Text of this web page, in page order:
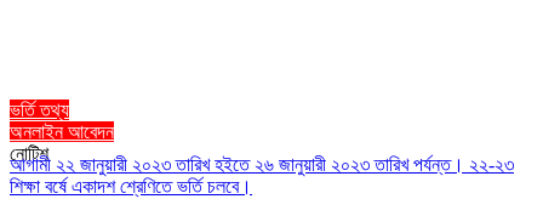
ভর্তি তথ্য
অনলাইন আবেদন
নোটিশ
আগামী ২২ জানুয়ারী ২০২৩ তারিখ হইতে ২৬ জানুয়ারী ২০২৩ তারিখ পর্যন্ত। ২২-২৩
শিক্ষা বর্ষে একাদশ শ্রেণিতে ভর্তি চলবে।